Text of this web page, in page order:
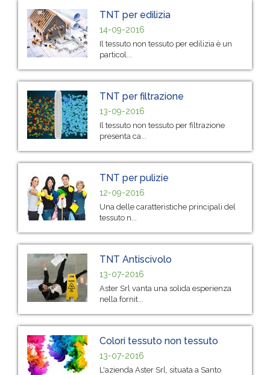
TNT per edilizia
14-09-2016
Il tessuto non tessuto per edilizia è un
particol...
TNT per filtrazione
13-09-2016
Il tessuto non tessuto per filtrazione
presenta ca...
TNT per pulizie
12-09-2016
Una delle caratteristiche principali del
tessuto n...
TNT Antiscivolo
13-07-2016
Aster Srl vanta una solida esperienza
nella fornit...
Colori tessuto non tessuto
13-07-2016
L'azienda Aster Srl, situata a Santo